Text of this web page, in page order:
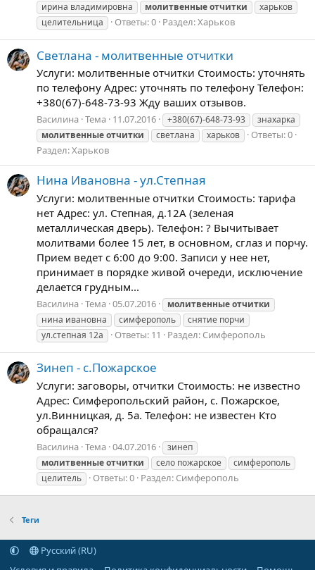
ирина владимировна
молитвенныеотчитки
харьков
целительница
Ответы: 0 Раздел:Харьков
Светлана - молитвенные отчитки
Услуги: молитвенные отчитки Стоимость: уточнять
по телефону Адрес: уточнять по телефону Телефон:
+380(67)-648-73-93 Жду ваших отзывов.
Василина Тема 11.07.2016 +380(67)-648-73-93
знахарка
молитвенныеотчитки светлана харьков
Ответы: 0
Раздел:Харьков
Нина Ивановна - ул.Степная
Услуги: молитвенные отчитки Стоимость: тарифа
нет Адрес: ул. Степная, д.12А (зеленая
металлическая дверь). Телефон: ? Вычитывает
молитвами более 15 лет, в основном, сглаз и порчу.
Прием ведет с 6:00 до 9:00. Записи у нее нет,
принимает в порядке живой очереди, исключение
делается грудным...
Василина Тема 05.07.2016 молитвенныеотчитки
нина ивановна
симферополь
снятие порчи
ул.степная 12а
Ответы: 11 Раздел: Симферополь
Зинеп - с.Пожарское
Услуги: заговоры, отчитки Стоимость: не известно
Адрес: Симферопольский район, с. Пожарское,
ул.Винницкая, д. 5а. Телефон: не известен Кто
обращался?
Василина Тема 04.07.2016
зинеп
молитвенныеотчитки село пожарское
симферополь
целитель
Ответы: 0 Раздел: Симферополь
Теги
Русский (RU)